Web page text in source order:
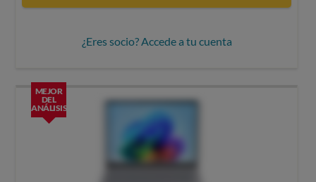
¿Eres socio? Accede a tu cuenta
MEJOR
DEL
ANÁLISIS